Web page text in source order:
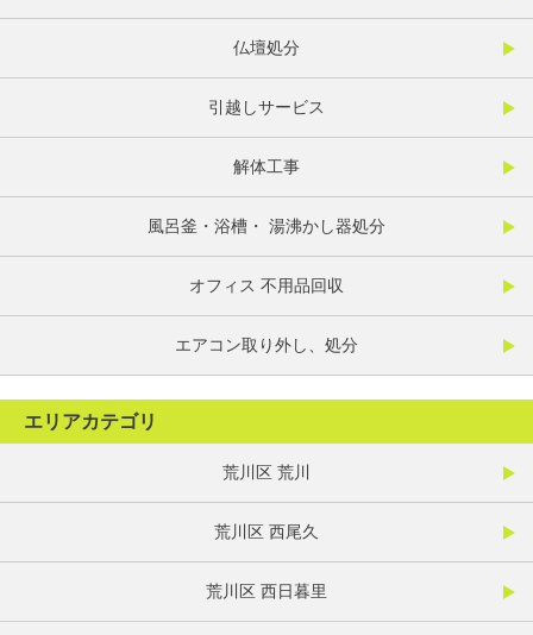
仏壇処分
引越しサービス
解体工事
風呂釜・浴槽・ 湯沸かし器処分
オフィス 不用品回収
エアコン取り外し、処分
エリアカテゴリ
荒川区 荒川
荒川区 西尾久
荒川区 西日暮里